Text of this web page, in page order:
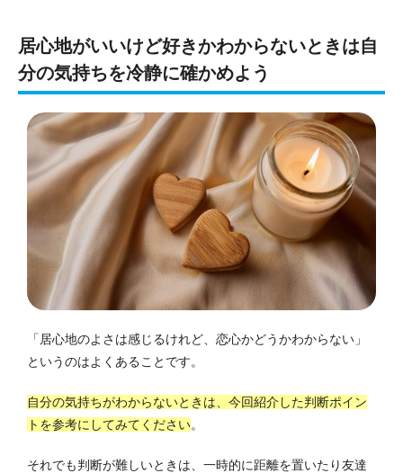
居心地がいいけど好きかわからないときは自
分の気持ちを冷静に確かめよう
「居心地のよさは感じるけれど、恋心かどうかわからない」
というのはよくあることです。
自分の気持ちがわからないときは、今回紹介した判断ポイン
トを参考にしてみてください。
それでも判断が難しいときは、一時的に距離を置いたり友達